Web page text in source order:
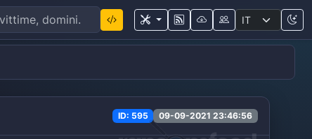
ID: 595 09-09-2021 23:46:56